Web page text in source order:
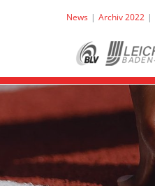
News Archiv 2022